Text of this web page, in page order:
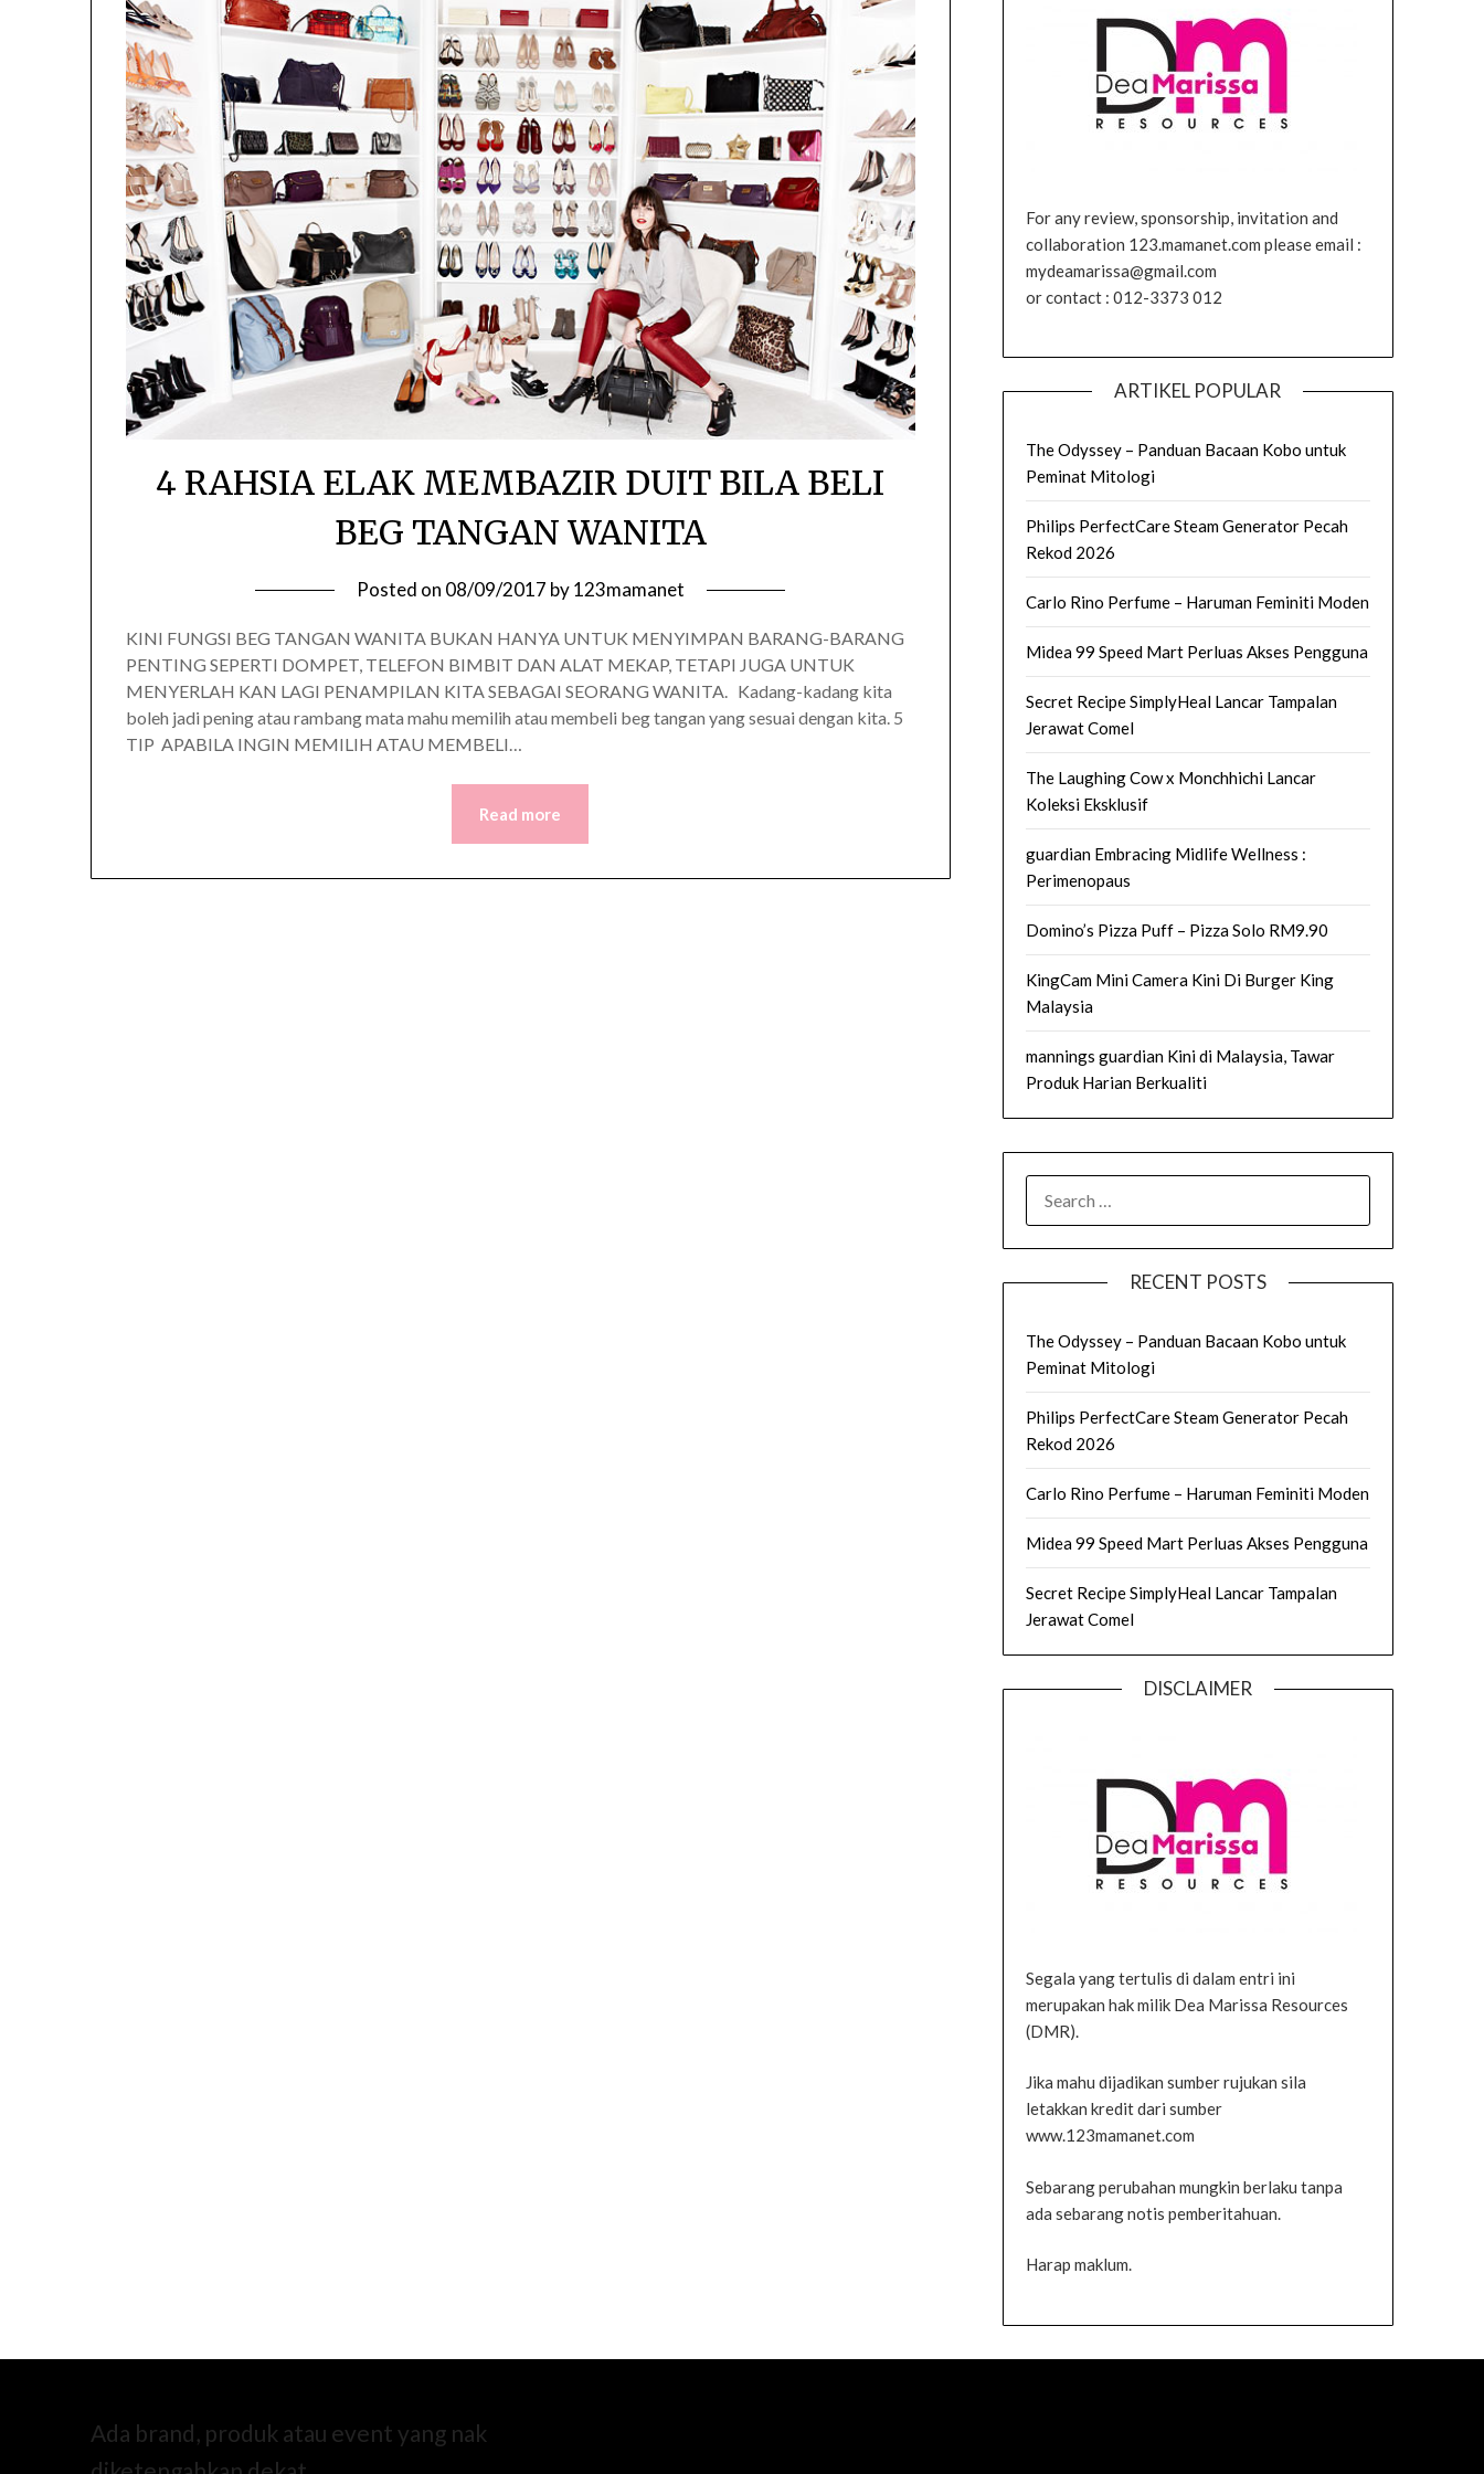
4 RAHSIA ELAK MEMBAZIR DUIT BILA BELI
BEG TANGAN WANITA
Posted on 08/09/2017 by123mamanet
KINI FUNGSI BEG TANGAN WANITA BUKAN HANYA UNTUK MENYIMPAN BARANG-BARANG
PENTING SEPERTI DOMPET, TELEFON BIMBIT DAN ALAT MEKAP, TETAPI JUGA UNTUK
MENYERLAH KAN LAGI PENAMPILAN KITA SEBAGAI SEORANG WANITA. Kadang-kadang kita
boleh jadi pening atau rambang mata mahu memilih atau membeli beg tangan yang sesuai dengan kita. 5
TIP APABILA INGIN MEMILIH ATAU MEMBELI…
Read more
For any review, sponsorship, invitation and
collaboration 123.mamanet.com please email :
mydeamarissa@gmail.com
or contact : 012-3373 012
ARTIKEL POPULAR
The Odyssey – Panduan Bacaan Kobo untuk
Peminat Mitologi
Philips PerfectCare Steam Generator Pecah
Rekod 2026
Carlo Rino Perfume – Haruman Feminiti Moden
Midea 99 Speed Mart Perluas Akses Pengguna
Secret Recipe SimplyHeal Lancar Tampalan
Jerawat Comel
The Laughing Cow x Monchhichi Lancar
Koleksi Eksklusif
guardian Embracing Midlife Wellness :
Perimenopaus
Domino’s Pizza Puff – Pizza Solo RM9.90
KingCam Mini Camera Kini Di Burger King
Malaysia
mannings guardian Kini di Malaysia, Tawar
Produk Harian Berkualiti
FOR:
RECENT POSTS
The Odyssey – Panduan Bacaan Kobo untuk
Peminat Mitologi
Philips PerfectCare Steam Generator Pecah
Rekod 2026
Carlo Rino Perfume – Haruman Feminiti Moden
Midea 99 Speed Mart Perluas Akses Pengguna
Secret Recipe SimplyHeal Lancar Tampalan
Jerawat Comel
DISCLAIMER
Segala yang tertulis di dalam entri ini
merupakan hak milik Dea Marissa Resources
(DMR).
Jika mahu dijadikan sumber rujukan sila
letakkan kredit dari sumber
www.123mamanet.com
Sebarang perubahan mungkin berlaku tanpa
ada sebarang notis pemberitahuan.
Harap maklum.
Ada brand, produk atau event yang nak